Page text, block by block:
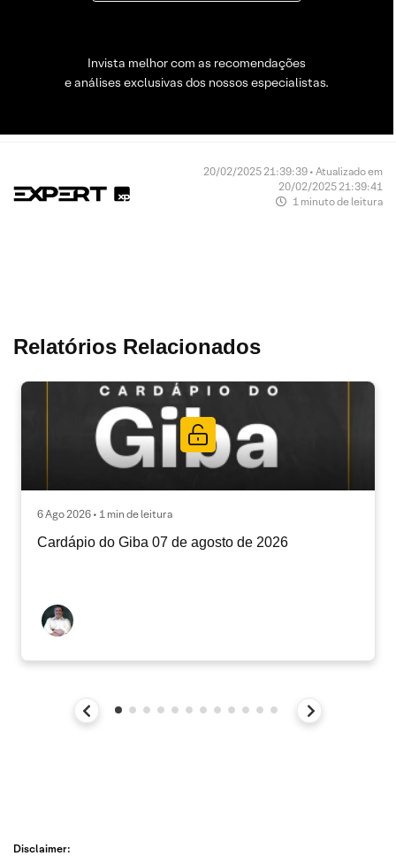
Invista melhor com as recomendações
e análises exclusivas dos nossos especialistas.
20/02/2025 21:39:39 • Atualizado em
20/02/2025 21:39:41
1 minuto de leitura
Relatórios Relacionados
6 Ago 2026 • 1 min de leitura
Cardápio do Giba 07 de agosto de 2026
Disclaimer: